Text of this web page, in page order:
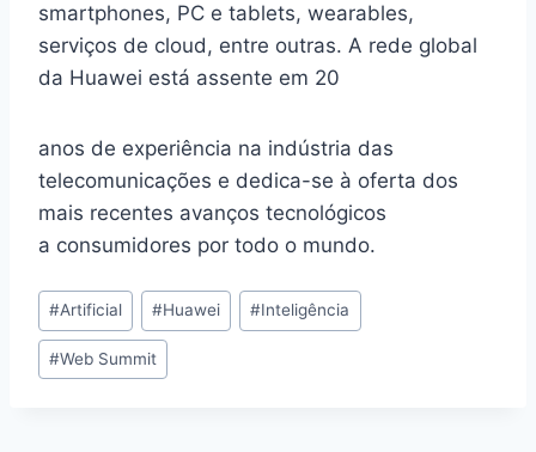
smartphones, PC e tablets, wearables,
serviços de cloud, entre outras. A rede global
da Huawei está assente em 20
anos de experiência na indústria das
telecomunicações e dedica-se à oferta dos
mais recentes avanços tecnológicos
a consumidores por todo o mundo.
Post
Tags:
#Artificial #Huawei #Inteligência
#Web Summit